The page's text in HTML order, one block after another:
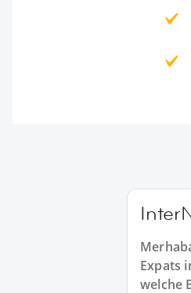
Expats
welche